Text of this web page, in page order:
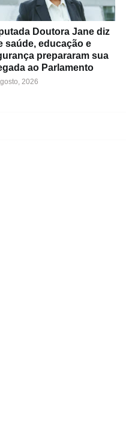
Doutora Jane diz
saúde, educação e
prepararam sua
ao Parlamento
2026